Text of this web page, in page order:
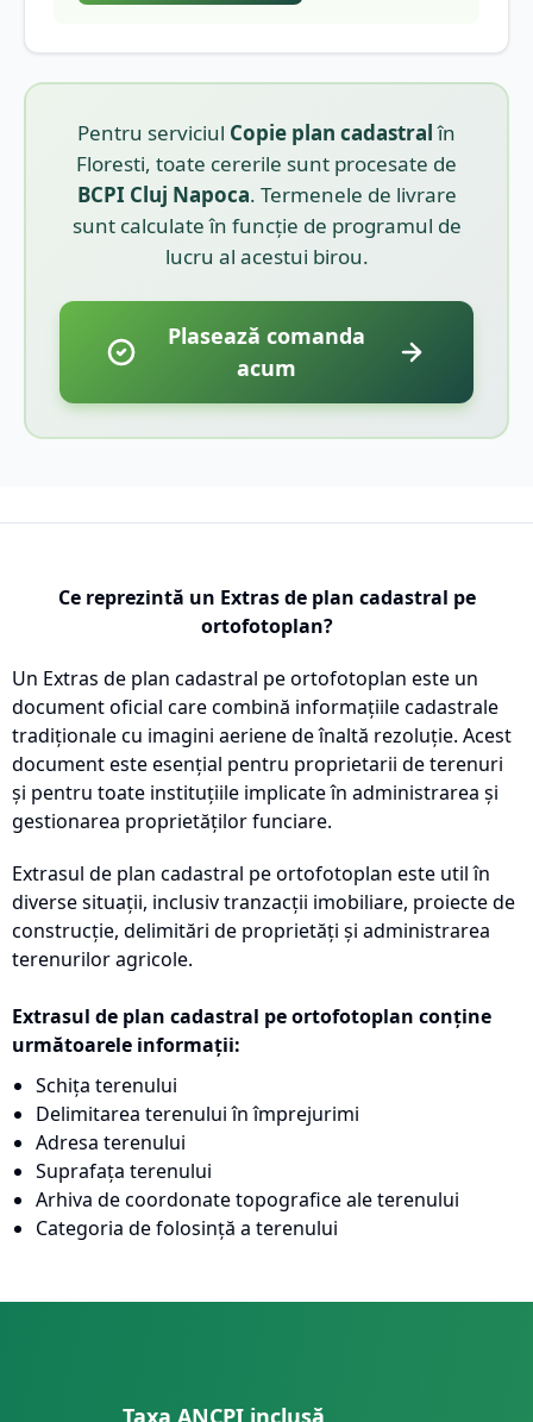
Pentru serviciul Copie plan cadastralîn
Floresti, toate cererile sunt procesate de
BCPI Cluj Napoca. Termenele de livrare
sunt calculate în funcție de programul de
lucru al acestui birou.
Plasează comanda
acum
Ce reprezintă un Extras de plan cadastral pe
ortofotoplan?
Un Extras de plan cadastral pe ortofotoplan este un
document oficial care combină informațiile cadastrale
tradiționale cu imagini aeriene de înaltă rezoluție. Acest
document este esențial pentru proprietarii de terenuri
și pentru toate instituțiile implicate în administrarea și
gestionarea proprietăților funciare.
Extrasul de plan cadastral pe ortofotoplan este util în
diverse situații, inclusiv tranzacții imobiliare, proiecte de
construcție, delimitări de proprietăți și administrarea
terenurilor agricole.
Extrasul de plan cadastral pe ortofotoplan conține
următoarele informații:
Schița terenului
Delimitarea terenului în împrejurimi
Adresa terenului
Suprafața terenului
Arhiva de coordonate topografice ale terenului
Categoria de folosință a terenului
Taxa ANCPI inclusă